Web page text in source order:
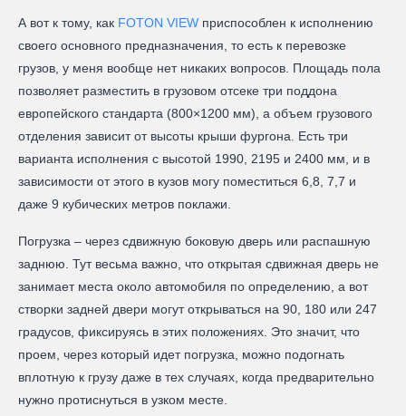
А вот к тому, как FOTON VIEW приспособлен к исполнению
своего основного предназначения, то есть к перевозке
грузов, у меня вообще нет никаких вопросов. Площадь пола
позволяет разместить в грузовом отсеке три поддона
европейского стандарта (800×1200 мм), а объем грузового
отделения зависит от высоты крыши фургона. Есть три
варианта исполнения с высотой 1990, 2195 и 2400 мм, и в
зависимости от этого в кузов могу поместиться 6,8, 7,7 и
даже 9 кубических метров поклажи.
Погрузка – через сдвижную боковую дверь или распашную
заднюю. Тут весьма важно, что открытая сдвижная дверь не
занимает места около автомобиля по определению, а вот
створки задней двери могут открываться на 90, 180 или 247
градусов, фиксируясь в этих положениях. Это значит, что
проем, через который идет погрузка, можно подогнать
вплотную к грузу даже в тех случаях, когда предварительно
нужно протиснуться в узком месте.